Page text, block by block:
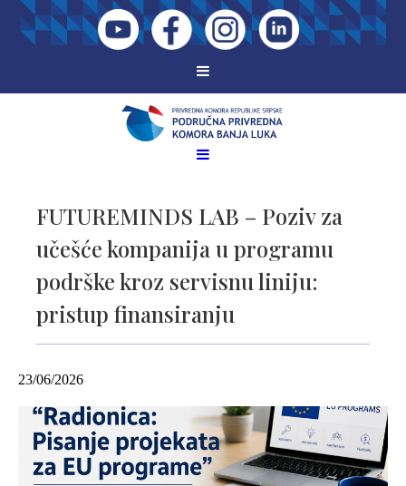
FUTUREMINDS LAB – Poziv za
učešće kompanija u programu
podrške kroz servisnu liniju:
pristup finansiranju
23/06/2026